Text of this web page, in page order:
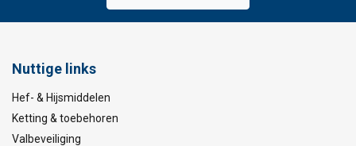
Nuttige links
Hef- & Hijsmiddelen
Ketting & toebehoren
Valbeveiliging